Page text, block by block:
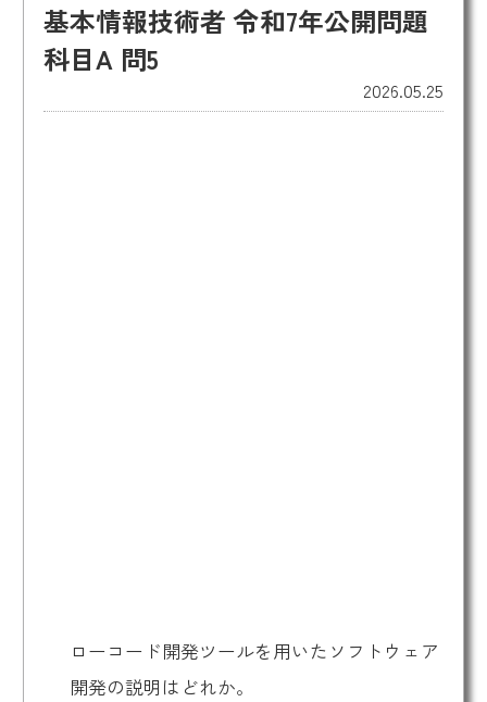
基本情報技術者 令和7年公開問題
科目A 問5
2026.05.25
ローコード開発ツールを用いたソフトウェア
開発の説明はどれか。